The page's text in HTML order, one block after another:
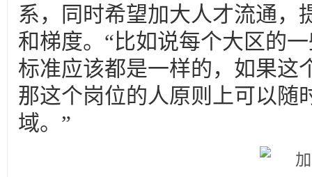
系，同时希望加大人才流通，
和梯度。“比如说每个大区的
标准应该都是一样的，如果这
那这个岗位的人原则上可以随
域。”